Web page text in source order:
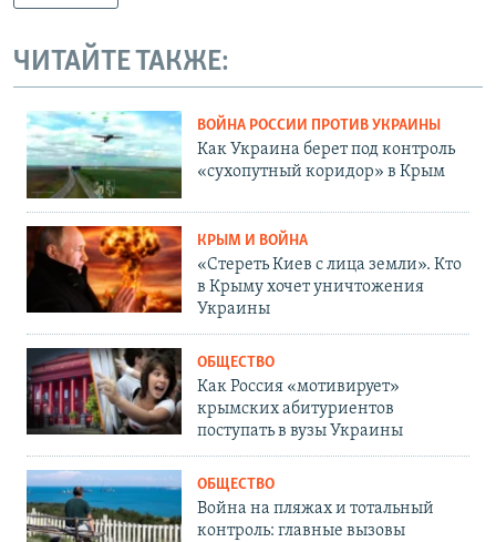
ЧИТАЙТЕ ТАКЖЕ:
ВОЙНА РОССИИ ПРОТИВ УКРАИНЫ
Как Украина берет под контроль
«сухопутный коридор» в Крым
КРЫМ И ВОЙНА
«Стереть Киев с лица земли». Кто
в Крыму хочет уничтожения
Украины
ОБЩЕСТВО
Как Россия «мотивирует»
крымских абитуриентов
поступать в вузы Украины
ОБЩЕСТВО
Война на пляжах и тотальный
контроль: главные вызовы